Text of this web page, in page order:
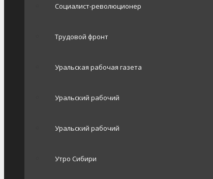
Социалист-революционер
Трудовой фронт
Уральская рабочая газета
Уральский рабочий
Уральский рабочий
Утро Сибири